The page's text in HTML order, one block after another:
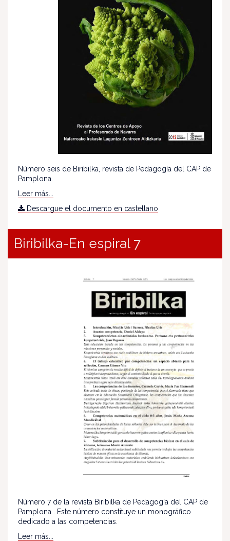
Número seis de Biribilka, revista de Pedagogía del CAP de
Pamplona.
Leer más...
Descargue el documento en castellano
Biribilka-En espiral 7
Número 7 de la revista Biribilka de Pedagogía del CAP de
Pamplona . Este número constituye un monográfico
dedicado a las competencias.
Leer más...